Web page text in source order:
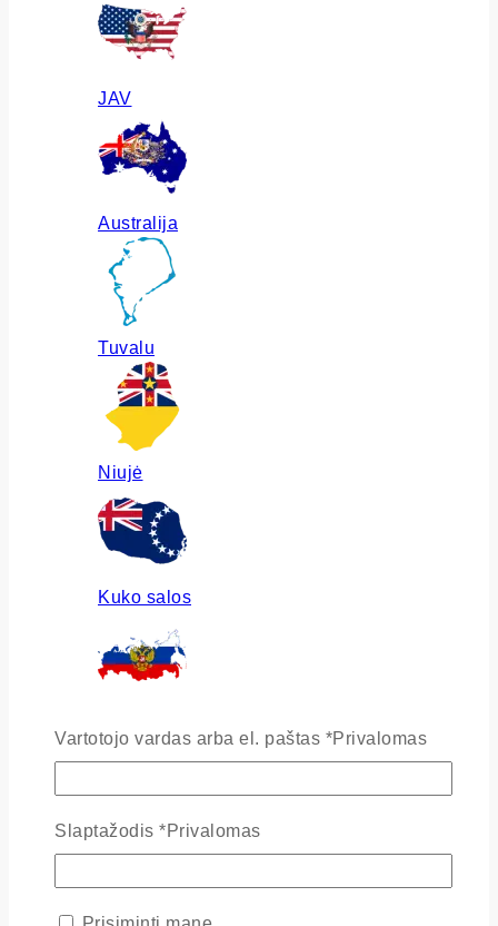
JAV
Australija
Tuvalu
Niujė
Kuko salos
Vartotojo vardas arba el. paštas *Privalomas
Slaptažodis *Privalomas